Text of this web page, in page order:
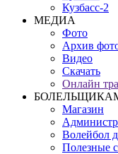
Кузбасс-2
МЕДИА
Фото
Архив
Видео
Скачать
Онлайн
Магазин
Волейбол
Полезные